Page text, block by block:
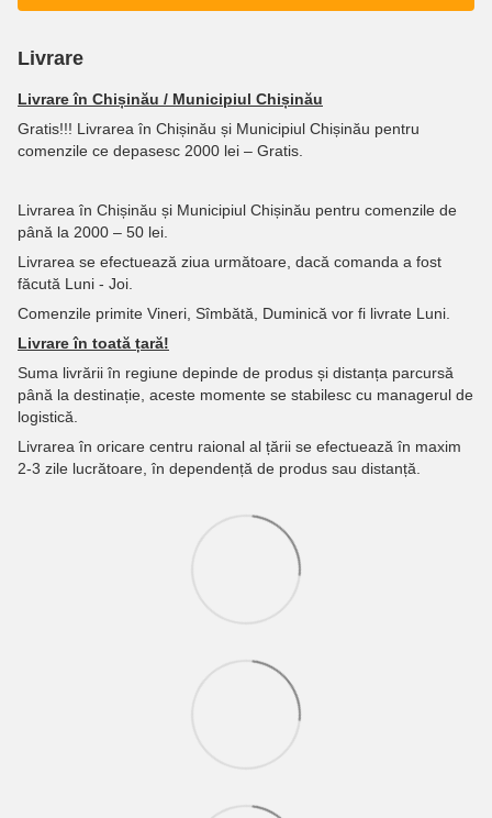
Livrare
Livrare în Chișinău / Municipiul Chișinău
Gratis!!! Livrarea în Chișinău și Municipiul Chișinău pentru
comenzile ce depasesc 2000 lei – Gratis.
Livrarea în Chișinău și Municipiul Chișinău pentru comenzile de
până la 2000 – 50 lei.
Livrarea se efectuează ziua următoare, dacă comanda a fost
făcută Luni - Joi.
Comenzile primite Vineri, Sîmbătă, Duminică vor fi livrate Luni.
Livrare în toată țară!
Suma livrării în regiune depinde de produs și distanța parcursă
până la destinație, aceste momente se stabilesc cu managerul de
logistică.
Livrarea în oricare centru raional al țării se efectuează în maxim
2-3 zile lucrătoare, în dependență de produs sau distanță.